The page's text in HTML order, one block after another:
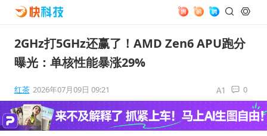
2GHz打5GHz还赢了！AMD Zen6 APU跑分
曝光：单核性能暴涨29%
红茶 2026年07月09日 09:21 0